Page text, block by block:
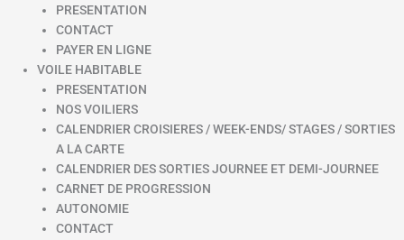
PRESENTATION
CONTACT
PAYER EN LIGNE
VOILE HABITABLE
PRESENTATION
NOS VOILIERS
CALENDRIER CROISIERES / WEEK-ENDS/ STAGES / SORTIES
A LA CARTE
CALENDRIER DES SORTIES JOURNEE ET DEMI-JOURNEE
CARNET DE PROGRESSION
AUTONOMIE
CONTACT